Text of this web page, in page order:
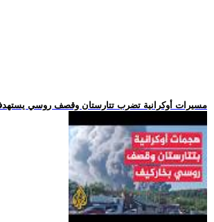
.. مسيرات أوكرانية تضرب تتارستان وقصف روسي